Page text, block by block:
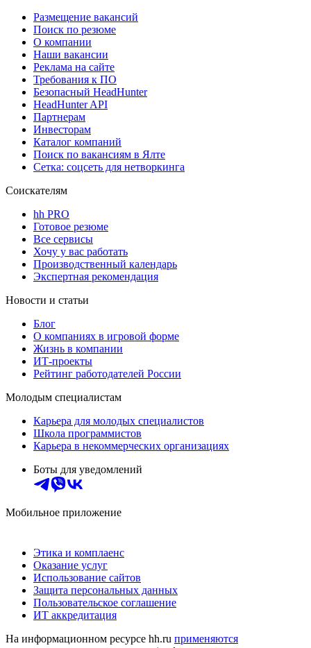
Размещение вакансий
Поиск по резюме
О компании
Наши вакансии
Реклама на сайте
Требования к ПО
Безопасный HeadHunter
HeadHunter API
Партнерам
Инвесторам
Каталог компаний
Поиск по вакансиям в Ялте
Сетка: соцсеть для нетворкинга
Соискателям
hh PRO
Готовое резюме
Все сервисы
Хочу у вас работать
Производственный календарь
Экспертная рекомендация
Новости и статьи
Блог
О компаниях в игровой форме
Жизнь в компании
ИТ-проекты
Рейтинг работодателей России
Молодым специалистам
Карьера для молодых специалистов
Школа программистов
Карьера в некоммерческих организациях
Боты для уведомлений
Мобильное приложение
Этика и комплаенс
Оказание услуг
Использование сайтов
Защита персональных данных
Пользовательское соглашение
ИТ аккредитация
На информационном ресурсе hh.ru применяются